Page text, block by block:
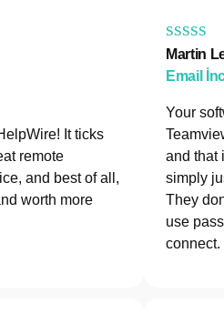
It ticks
remote
and best of all,
worth more
Martin
Email
Your
and that
simply
They
use
connect.